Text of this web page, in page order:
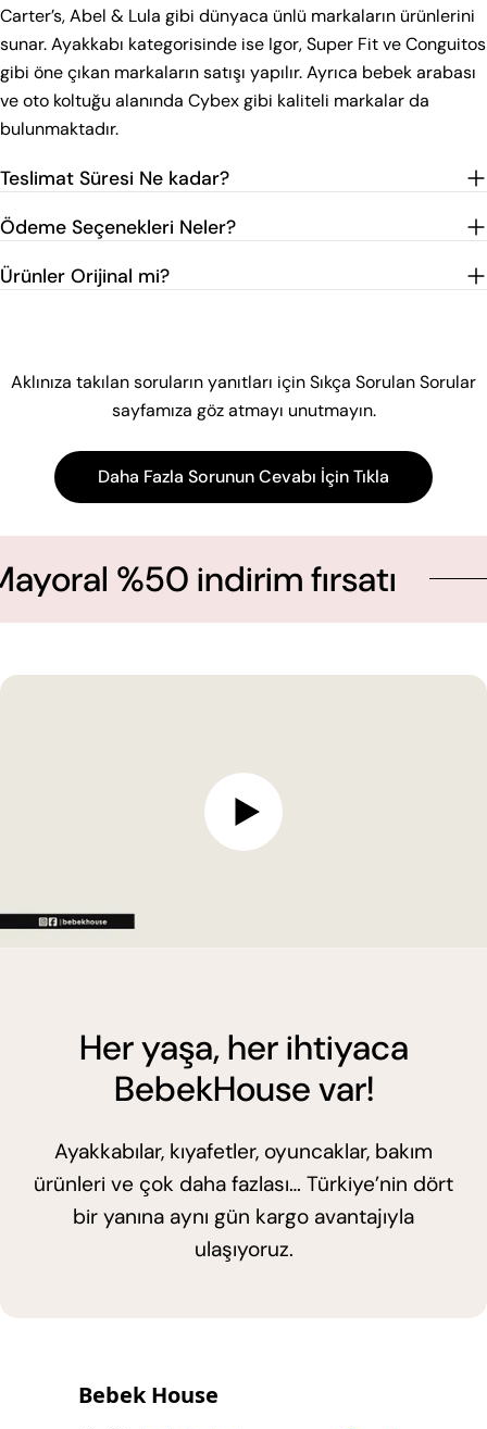
Carter’s, Abel & Lula gibi dünyaca ünlü markaların ürünlerini
sunar. Ayakkabı kategorisinde ise Igor, Super Fit ve Conguitos
gibi öne çıkan markaların satışı yapılır. Ayrıca bebek arabası
ve oto koltuğu alanında Cybex gibi kaliteli markalar da
bulunmaktadır.
Teslimat Süresi Ne kadar?
Ödeme Seçenekleri Neler?
Ürünler Orijinal mi?
Aklınıza takılan soruların yanıtları için Sıkça Sorulan Sorular
sayfamıza göz atmayı unutmayın.
Daha Fazla Sorunun Cevabı İçin Tıkla
indirim fırsatı
Her yaşa, her ihtiyaca
BebekHouse var!
Ayakkabılar, kıyafetler, oyuncaklar, bakım
ürünleri ve çok daha fazlası… Türkiye’nin dört
bir yanına aynı gün kargo avantajıyla
ulaşıyoruz.